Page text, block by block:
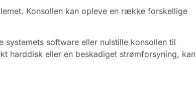
Konsollen kan opleve en række forskellige
software eller nulstille konsollen til
harddisk eller en beskadiget strømforsyning, kan